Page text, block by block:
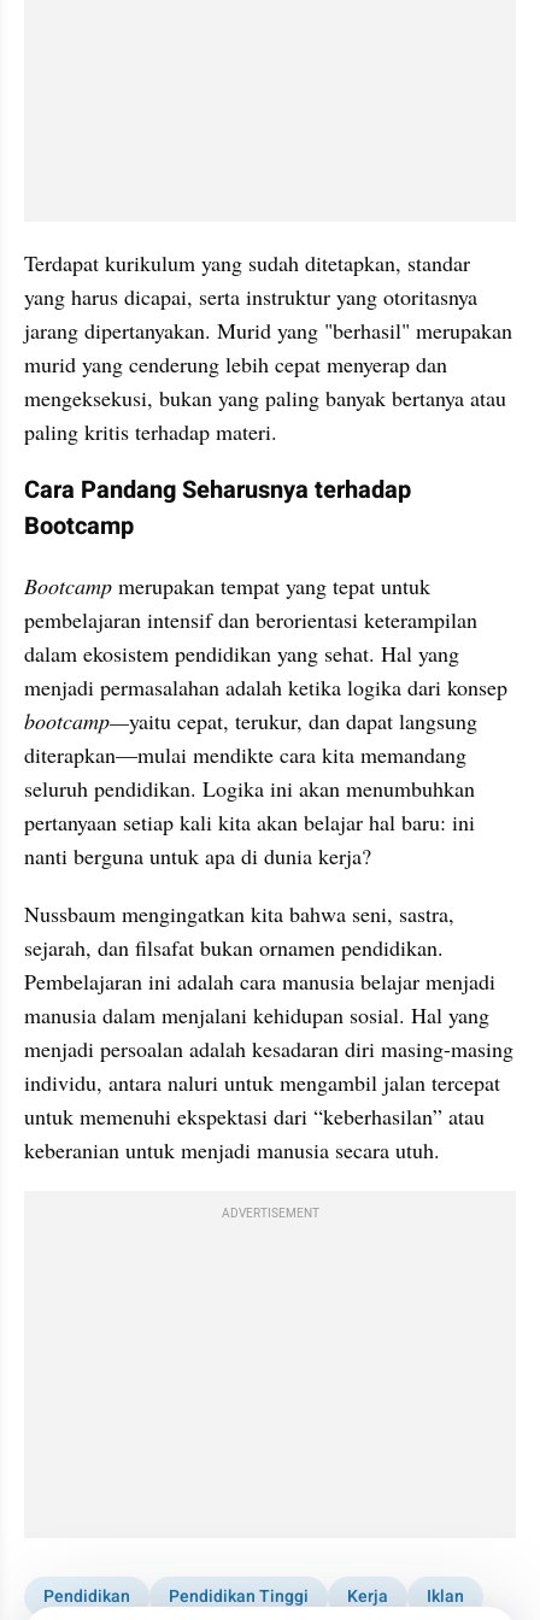
Terdapat kurikulum yang sudah ditetapkan, standar
yang harus dicapai, serta instruktur yang otoritasnya
jarang dipertanyakan. Murid yang "berhasil" merupakan
murid yang cenderung lebih cepat menyerap dan
mengeksekusi, bukan yang paling banyak bertanya atau
paling kritis terhadap materi.
Cara Pandang Seharusnya terhadap
Bootcamp
Bootcamp merupakan tempat yang tepat untuk
pembelajaran intensif dan berorientasi keterampilan
dalam ekosistem pendidikan yang sehat. Hal yang
bootcamp—yaitu cepat, terukur, dan dapat langsung
diterapkan—mulai mendikte cara kita memandang
seluruh pendidikan. Logika ini akan menumbuhkan
pertanyaan setiap kali kita akan belajar hal baru: ini
nanti berguna untuk apa di dunia kerja?
Nussbaum mengingatkan kita bahwa seni, sastra,
sejarah, dan filsafat bukan ornamen pendidikan.
Pembelajaran ini adalah cara manusia belajar menjadi
manusia dalam menjalani kehidupan sosial. Hal yang
menjadi persoalan adalah kesadaran diri masing-masing
individu, antara naluri untuk mengambil jalan tercepat
untuk memenuhi ekspektasi dari “keberhasilan” atau
keberanian untuk menjadi manusia secara utuh.
ADVERTISEMENT
Pendidikan Pendidikan Tinggi Kerja Iklan